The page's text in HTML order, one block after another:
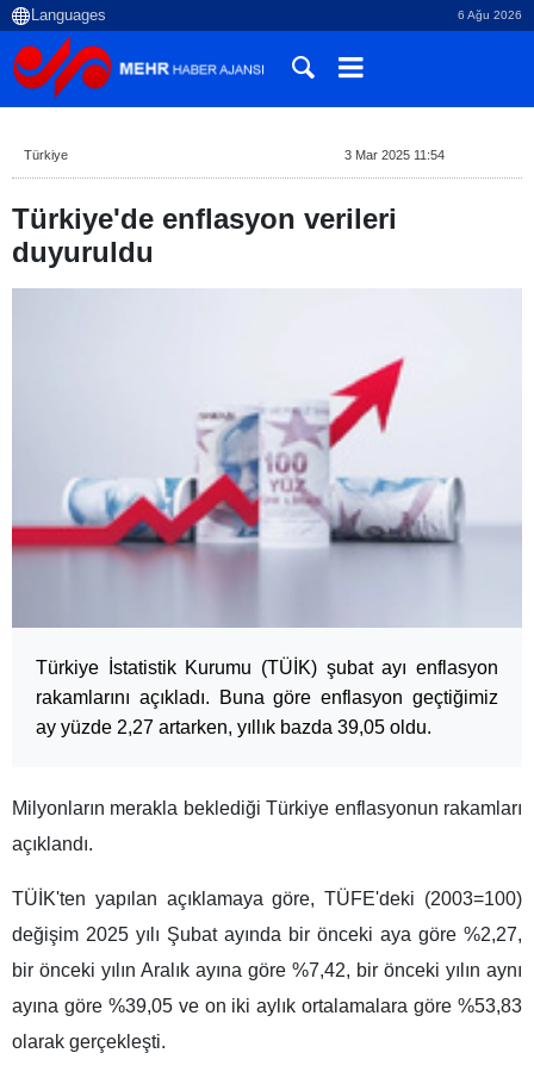
6 Ağu 2026
Türkiye 3 Mar 2025 11:54
Türkiye'de enflasyon verileri
duyuruldu
Türkiye İstatistik Kurumu (TÜİK) şubat ayı enflasyon
rakamlarını açıkladı. Buna göre enflasyon geçtiğimiz
ay yüzde 2,27 artarken, yıllık bazda 39,05 oldu.
Milyonların merakla beklediği Türkiye enflasyonun rakamları
açıklandı.
TÜİK'ten yapılan açıklamaya göre, TÜFE'deki (2003=100)
değişim 2025 yılı Şubat ayında bir önceki aya göre %2,27,
bir önceki yılın Aralık ayına göre %7,42, bir önceki yılın aynı
ayına göre %39,05 ve on iki aylık ortalamalara göre %53,83
olarak gerçekleşti.